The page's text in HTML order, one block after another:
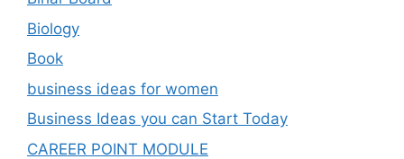
Biology
Book
business ideas for women
Business Ideas you can Start Today
CAREER POINT MODULE